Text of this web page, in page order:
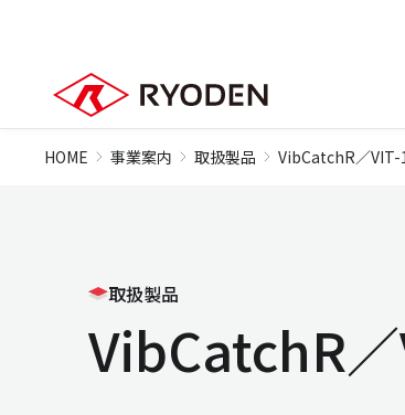
HOME 事業案内 取扱製品 VibCatchR／VIT-
取扱製品
VibCatchR／